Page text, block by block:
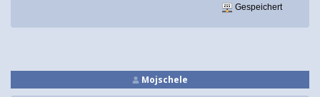
Gespeichert
Mojschele